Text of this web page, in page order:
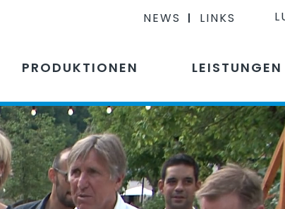
NEWS LINKS
PRODUKTIONEN LEISTUNGEN